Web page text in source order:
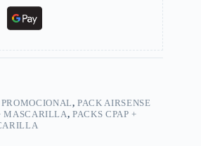
,PACK AIRSENSE
MASCARILLA,PACKS CPAP +